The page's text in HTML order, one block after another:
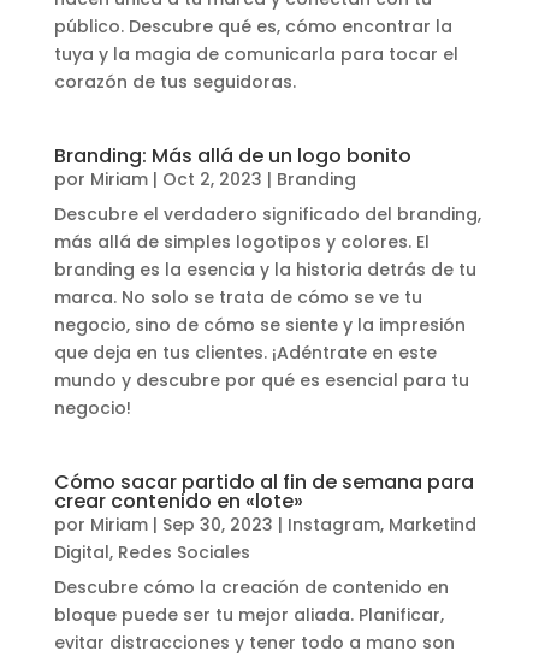
público. Descubre qué es, cómo encontrar la
tuya y la magia de comunicarla para tocar el
corazón de tus seguidoras.
Branding: Más allá de un logo bonito
por Miriam| Oct 2, 2023 | Branding
Descubre el verdadero significado del branding,
más allá de simples logotipos y colores. El
branding es la esencia y la historia detrás de tu
marca. No solo se trata de cómo se ve tu
negocio, sino de cómo se siente y la impresión
que deja en tus clientes. ¡Adéntrate en este
mundo y descubre por qué es esencial para tu
negocio!
Cómo sacar partido al fin de semana para
crear contenido en «lote»
por Miriam| Sep 30, 2023 | Instagram, Marketind
Digital, Redes Sociales
Descubre cómo la creación de contenido en
bloque puede ser tu mejor aliada. Planificar,
evitar distracciones y tener todo a mano son